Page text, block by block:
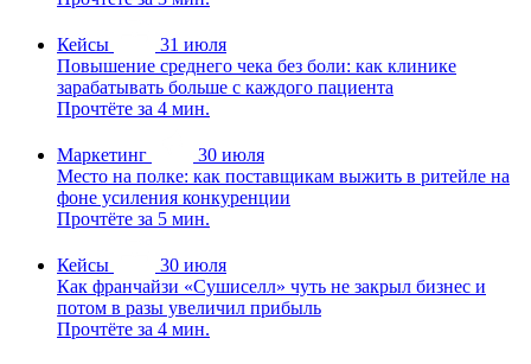
Кейсы
31 июля
Повышение среднего чека без боли: как клинике
зарабатывать больше с каждого пациента
Прочтёте за 4 мин.
Маркетинг
30 июля
Место на полке: как поставщикам выжить в ритейле на
фоне усиления конкуренции
Прочтёте за 5 мин.
Кейсы
30 июля
Как франчайзи «Сушиселл» чуть не закрыл бизнес и
потом в разы увеличил прибыль
Прочтёте за 4 мин.